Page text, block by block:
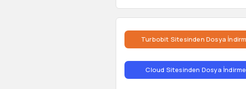
Turbobit Sitesinden Dosya
Cloud Sitesinden Dosya İndirme